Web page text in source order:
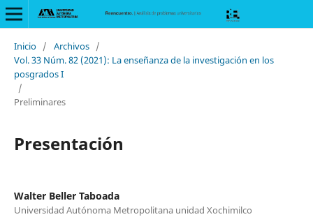
Inicio / Archivos /
Vol. 33 Núm. 82 (2021): La enseñanza de la investigación en los
posgrados I
/
Preliminares
Presentación
Walter Beller Taboada
Universidad Autónoma Metropolitana unidad Xochimilco